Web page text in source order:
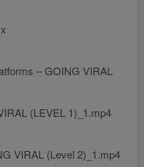
– GOING VIRAL
(LEVEL 1)_1.mp4
VIRAL (Level 2)_1.mp4